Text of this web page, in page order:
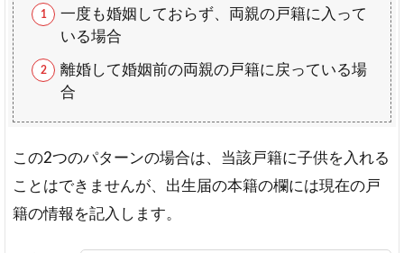
一度も婚姻しておらず、両親の戸籍に入って
いる場合
離婚して婚姻前の両親の戸籍に戻っている場
合
この2つのパターンの場合は、当該戸籍に子供を入れる
ことはできませんが、出生届の本籍の欄には現在の戸
籍の情報を記入します。